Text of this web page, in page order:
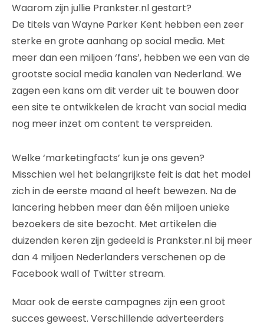
Waarom zijn jullie Prankster.nl gestart?
De titels van Wayne Parker Kent hebben een zeer
sterke en grote aanhang op social media. Met
meer dan een miljoen ‘fans’, hebben we een van de
grootste social media kanalen van Nederland. We
zagen een kans om dit verder uit te bouwen door
een site te ontwikkelen de kracht van social media
nog meer inzet om content te verspreiden.
Welke ‘marketingfacts’ kun je ons geven?
Misschien wel het belangrijkste feit is dat het model
zich in de eerste maand al heeft bewezen. Na de
lancering hebben meer dan één miljoen unieke
bezoekers de site bezocht. Met artikelen die
duizenden keren zijn gedeeld is Prankster.nl bij meer
dan 4 miljoen Nederlanders verschenen op de
Facebook wall of Twitter stream.
Maar ook de eerste campagnes zijn een groot
succes geweest. Verschillende adverteerders